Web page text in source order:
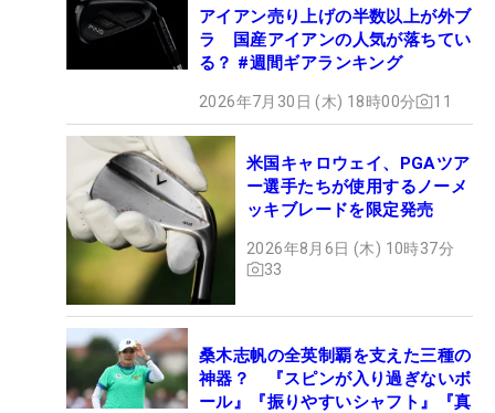
アイアン売り上げの半数以上が外ブ
ラ 国産アイアンの人気が落ちてい
る？ #週間ギアランキング
2026年7月30日 (木) 18時00分 11
米国キャロウェイ、PGAツア
ー選手たちが使用するノーメ
ッキブレードを限定発売
2026年8月6日 (木) 10時37分
33
桑木志帆の全英制覇を支えた三種の
神器？ 『スピンが入り過ぎないボ
ール』『振りやすいシャフト』『真